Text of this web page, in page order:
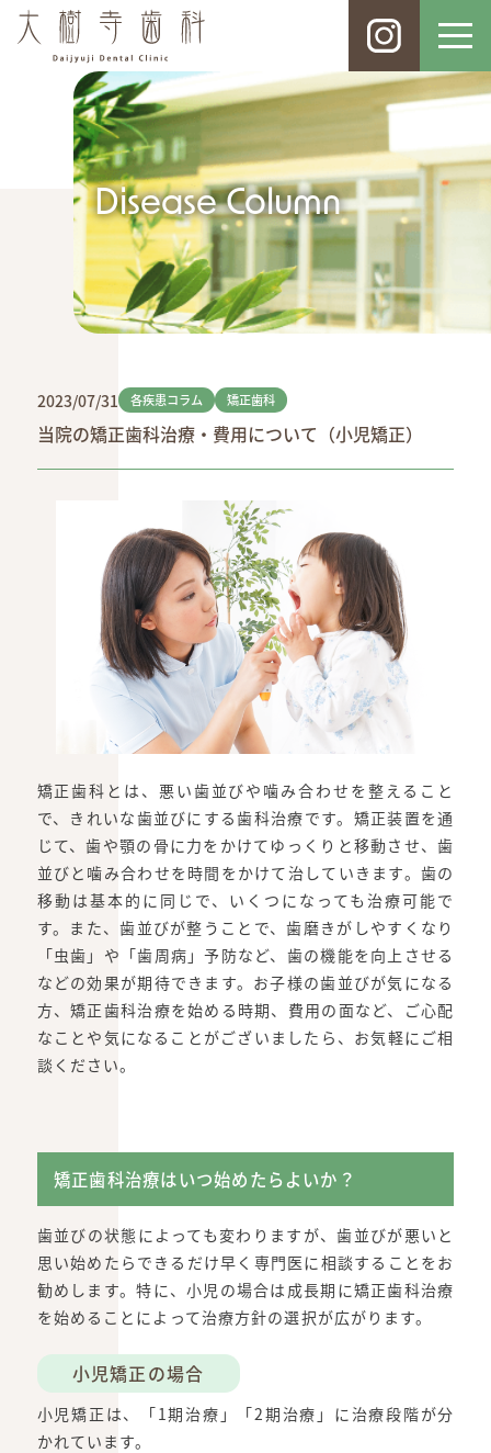
Disease Column
2023/07/31 各疾患コラム 矯正歯科
当院の矯正歯科治療・費用について（小児矯正）
矯正歯科とは、悪い歯並びや噛み合わせを整えること
で、きれいな歯並びにする歯科治療です。矯正装置を通
じて、歯や顎の骨に力をかけてゆっくりと移動させ、歯
並びと噛み合わせを時間をかけて治していきます。歯の
移動は基本的に同じで、いくつになっても治療可能で
す。また、歯並びが整うことで、歯磨きがしやすくなり
「虫歯」や「歯周病」予防など、歯の機能を向上させる
などの効果が期待できます。お子様の歯並びが気になる
方、矯正歯科治療を始める時期、費用の面など、ご心配
なことや気になることがございましたら、お気軽にご相
談ください。
矯正歯科治療はいつ始めたらよいか？
歯並びの状態によっても変わりますが、歯並びが悪いと
思い始めたらできるだけ早く専門医に相談することをお
勧めします。特に、小児の場合は成長期に矯正歯科治療
を始めることによって治療方針の選択が広がります。
小児矯正の場合
小児矯正は、「1期治療」「2期治療」に治療段階が分
かれています。